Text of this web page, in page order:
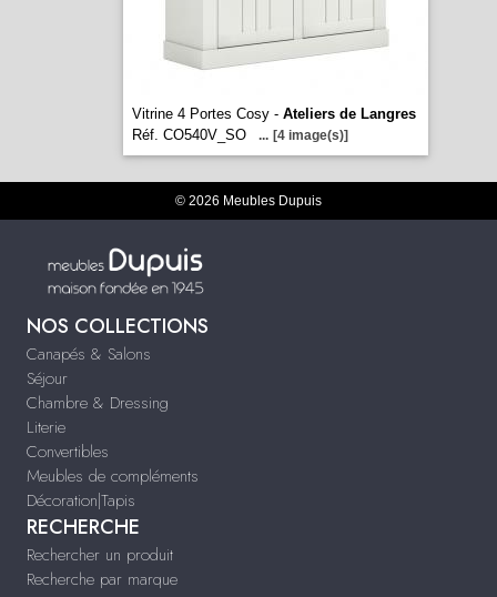
Vitrine 4 Portes Cosy - Ateliers de Langres
Réf. CO540V_SO
... [4 image(s)]
© 2026 Meubles Dupuis
NOS COLLECTIONS
Canapés & Salons
Séjour
Chambre & Dressing
Literie
Convertibles
Meubles de compléments
Décoration|Tapis
RECHERCHE
Rechercher un produit
Recherche par marque